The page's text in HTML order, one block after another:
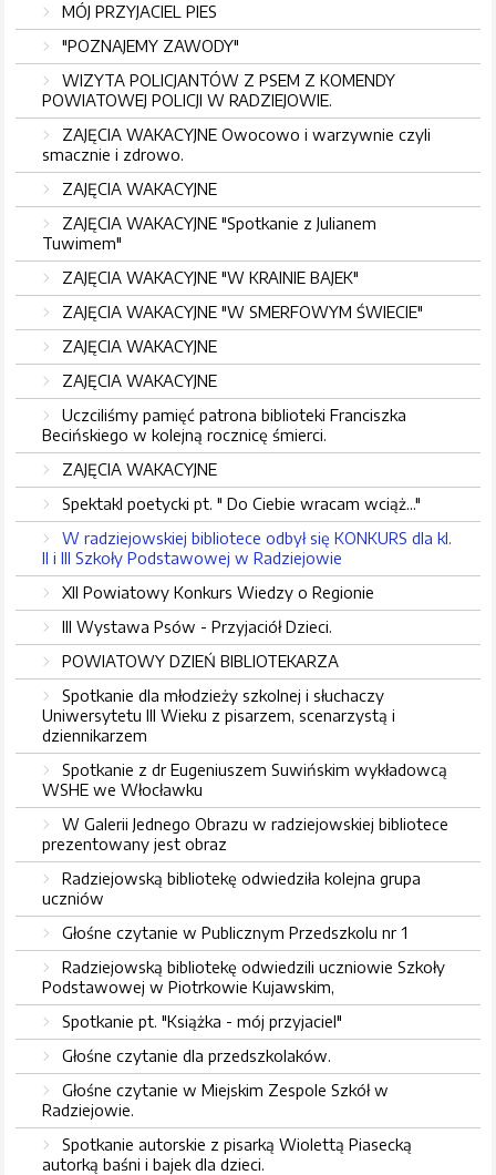
MÓJ PRZYJACIEL PIES
"POZNAJEMY ZAWODY"
WIZYTA POLICJANTÓW Z PSEM Z KOMENDY
POWIATOWEJ POLICJI W RADZIEJOWIE.
ZAJĘCIA WAKACYJNE Owocowo i warzywnie czyli
smacznie i zdrowo.
ZAJĘCIA WAKACYJNE
ZAJĘCIA WAKACYJNE "Spotkanie z Julianem
Tuwimem"
ZAJĘCIA WAKACYJNE "W KRAINIE BAJEK"
ZAJĘCIA WAKACYJNE "W SMERFOWYM ŚWIECIE"
ZAJĘCIA WAKACYJNE
ZAJĘCIA WAKACYJNE
Uczciliśmy pamięć patrona biblioteki Franciszka
Becińskiego w kolejną rocznicę śmierci.
ZAJĘCIA WAKACYJNE
Spektakl poetycki pt. " Do Ciebie wracam wciąż..."
W radziejowskiej bibliotece odbył się KONKURS dla kl.
II i III Szkoły Podstawowej w Radziejowie
XII Powiatowy Konkurs Wiedzy o Regionie
III Wystawa Psów - Przyjaciół Dzieci.
POWIATOWY DZIEŃ BIBLIOTEKARZA
Spotkanie dla młodzieży szkolnej i słuchaczy
Uniwersytetu III Wieku z pisarzem, scenarzystą i
dziennikarzem
Spotkanie z dr Eugeniuszem Suwińskim wykładowcą
WSHE we Włocławku
W Galerii Jednego Obrazu w radziejowskiej bibliotece
prezentowany jest obraz
Radziejowską bibliotekę odwiedziła kolejna grupa
uczniów
Głośne czytanie w Publicznym Przedszkolu nr 1
Radziejowską bibliotekę odwiedzili uczniowie Szkoły
Podstawowej w Piotrkowie Kujawskim,
Spotkanie pt. "Książka - mój przyjaciel"
Głośne czytanie dla przedszkolaków.
Głośne czytanie w Miejskim Zespole Szkół w
Radziejowie.
Spotkanie autorskie z pisarką Wiolettą Piasecką
autorką baśni i bajek dla dzieci.